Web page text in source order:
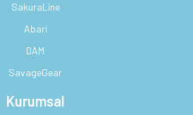
SakuraLine
Abari
DAM
SavageGear
Kurumsal